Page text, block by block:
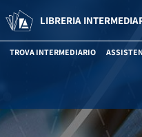
LIBRERIA
TROVA INTERMEDIARIO